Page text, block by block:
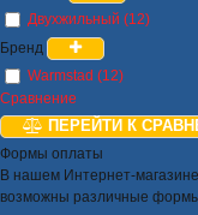
Двухжильный (12)
Бренд
Warmstad (12)
Сравнение
ПЕРЕЙТИ К
Формы оплаты
В нашем Интернет-
возможны различные